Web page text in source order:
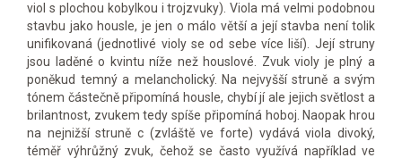
viol s plochou kobylkou i trojzvuky). Viola má velmi podobnou
stavbu jako housle, je jen o málo větší a její stavba není tolik
unifikovaná (jednotlivé violy se od sebe více liší). Její struny
jsou laděné o kvintu níže než houslové. Zvuk violy je plný a
poněkud temný a melancholický. Na nejvyšší struně a svým
tónem částečně připomíná housle, chybí jí ale jejich světlost a
brilantnost, zvukem tedy spíše připomíná hoboj. Naopak hrou
na nejnižší struně c (zvláště ve forte) vydává viola divoký,
téměř výhrůžný zvuk, čehož se často využívá například ve